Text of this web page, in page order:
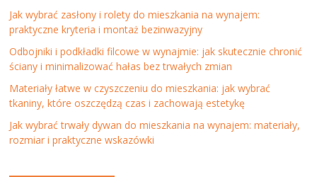
Jak wybrać zasłony i rolety do mieszkania na wynajem:
praktyczne kryteria i montaż bezinwazyjny
Odbojniki i podkładki filcowe w wynajmie: jak skutecznie chronić
ściany i minimalizować hałas bez trwałych zmian
Materiały łatwe w czyszczeniu do mieszkania: jak wybrać
tkaniny, które oszczędzą czas i zachowają estetykę
Jak wybrać trwały dywan do mieszkania na wynajem: materiały,
rozmiar i praktyczne wskazówki